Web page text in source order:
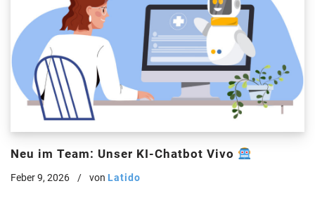
Neu im Team: Unser KI-Chatbot Vivo
Feber 9, 2026 von Latido